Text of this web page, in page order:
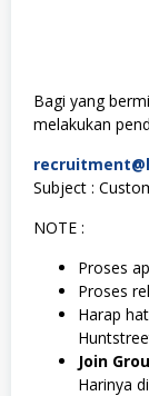
Bagi yang
melakukan
Subject :
NOTE :
Proses
Proses
Harap
Join
Harinya di